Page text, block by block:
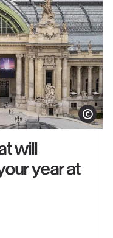
Show
will
year at